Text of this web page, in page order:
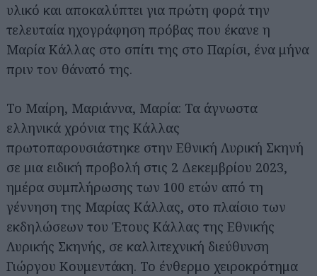
υλικό και αποκαλύπτει για πρώτη φορά την
τελευταία ηχογράφηση πρόβας που έκανε η
Μαρία Κάλλας στο σπίτι της στο Παρίσι, ένα μήνα
πριν τον θάνατό της.
Το Μαίρη, Μαριάννα, Μαρία: Τα άγνωστα
ελληνικά χρόνια της Κάλλας
πρωτοπαρουσιάστηκε στην Εθνική Λυρική Σκηνή
σε μια ειδική προβολή στις 2 Δεκεμβρίου 2023,
ημέρα συμπλήρωσης των 100 ετών από τη
γέννηση της Μαρίας Κάλλας, στο πλαίσιο των
εκδηλώσεων του Έτους Κάλλας της Εθνικής
Λυρικής Σκηνής, σε καλλιτεχνική διεύθυνση
Γιώργου Κουμεντάκη. Το ένθερμο χειροκρότημα